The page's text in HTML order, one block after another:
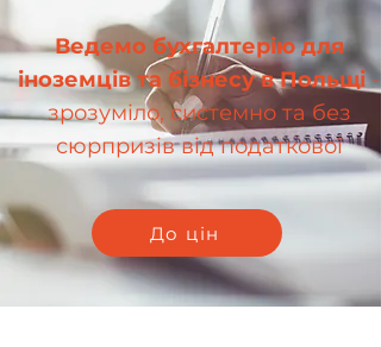
До цін
Ведемо бухгалтерію для
іноземців та бізнесу в Польщі-
зрозуміло, системно та без
сюрпризів від податкової
До цін